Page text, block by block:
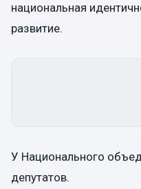
национальная
развитие.
У Национального
депутатов.